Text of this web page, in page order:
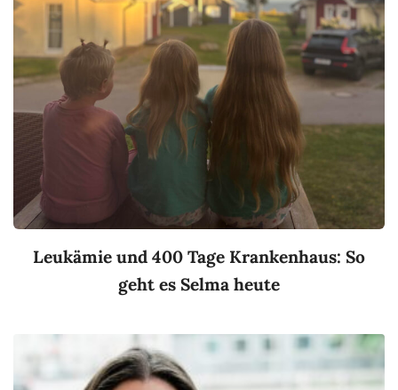
Leukämie und 400 Tage Krankenhaus: So
geht es Selma heute